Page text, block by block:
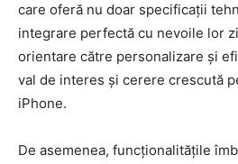
care oferă nu doar specificații
integrare perfectă cu nevoile lor
orientare către personalizare și
val de interes și cerere crescută
iPhone.
De asemenea, funcționalitățile